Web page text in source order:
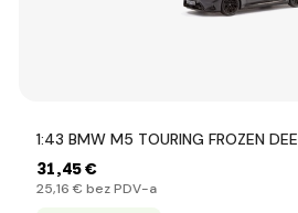
1:43 BMW M5 TOURING FROZEN
31,45 €
25,16 € bez PDV-a